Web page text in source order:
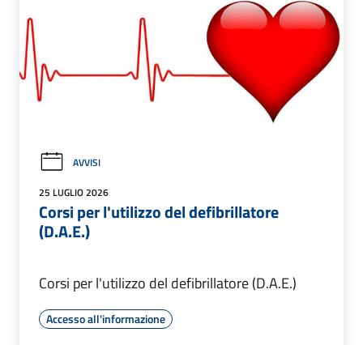
AVVISI
25 LUGLIO 2026
Corsi per l'utilizzo del defibrillatore
(D.A.E.)
Corsi per l'utilizzo del defibrillatore (D.A.E.)
Accesso all'informazione